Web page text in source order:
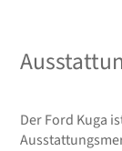
Der Ford Kuga